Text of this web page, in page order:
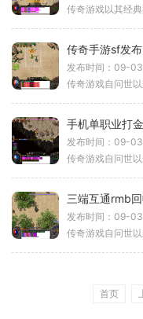
传奇手游sf发
发布时间：09-03
手机单职业打
发布时间：09-03
三端互通rmb
发布时间：09-03
首页